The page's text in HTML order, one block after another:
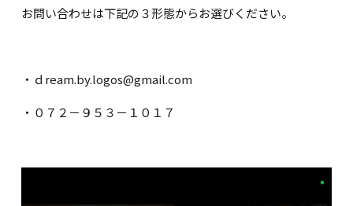
お問い合わせは下記の３形態からお選びください。
・ｄream.by.logos@gmail.com
・０７２－９５３－１０１７